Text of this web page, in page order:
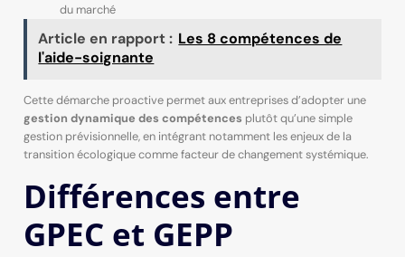
du marché
Article en rapport : Les 8 compétences de
l'aide-soignante
Cette démarche proactive permet aux entreprises d’adopter une
gestion dynamique des compétences plutôt qu’une simple
gestion prévisionnelle, en intégrant notamment les enjeux de la
transition écologique comme facteur de changement systémique.
Différences entre
GPEC et GEPP